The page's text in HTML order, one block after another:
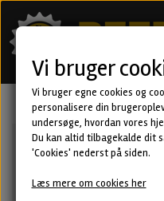
Vi bruger
Vi bruger egne cookies og
personalisere din
undersøge, hvordan vores
Du kan altid tilbagekalde dit
'Cookies' nederst på siden.
Læs mere om cookies her